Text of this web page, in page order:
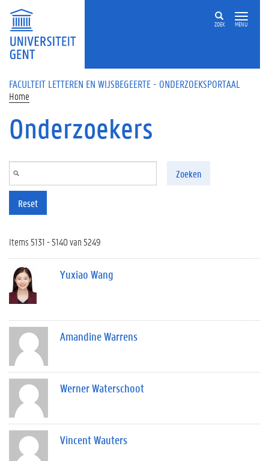
Overslaan en naar de inhoud gaan
ZOEK MENU
FACULTEIT LETTEREN EN WIJSBEGEERTE - ONDERZOEKSPORTAAL
Home
Onderzoekers
Zoeken
Reset
Items 5131 - 5140 van 5249
Yuxiao Wang
Amandine Warrens
Werner Waterschoot
Vincent Wauters